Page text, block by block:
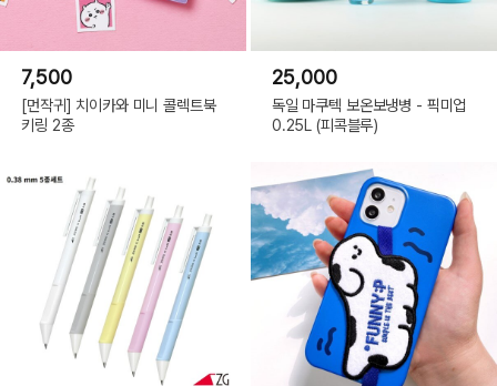
7,500
[먼작귀] 치이카와 미니 콜렉트북
키링 2종
25,000
독일 마쿠텍 보온보냉병 - 픽미업
0.25L (피콕블루)